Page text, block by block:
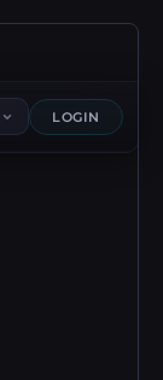
LOGIN